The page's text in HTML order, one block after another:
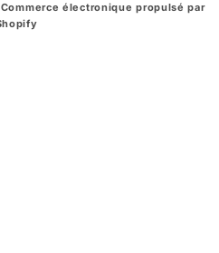
Commerce électronique propulsé par